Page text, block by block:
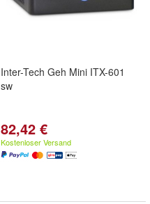
Inter-Tech Geh Mini ITX-601
sw
82,42 €
Kostenloser Versand